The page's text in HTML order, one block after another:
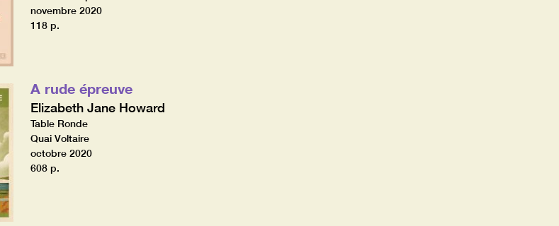
novembre 2020
118 p.
A rude épreuve
Elizabeth Jane Howard
Table Ronde
Quai Voltaire
octobre 2020
608 p.